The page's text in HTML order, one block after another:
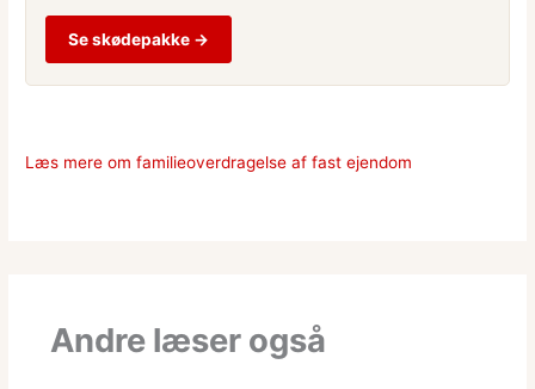
Se skødepakke →
Læs mere om familieoverdragelse af fast ejendom
Andre læser også